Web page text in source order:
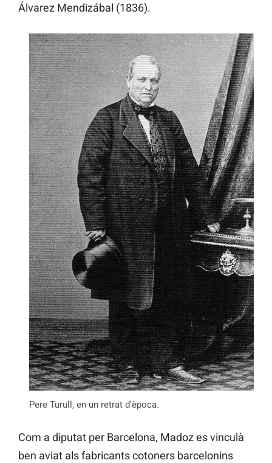
Álvarez Mendizábal (1836).
Pere Turull, en un retrat d’època.
Com a diputat per Barcelona, Madoz es vinculà
ben aviat als fabricants cotoners barcelonins